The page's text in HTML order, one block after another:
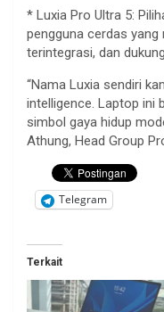
* Luxia Pro Ultra 5:
pengguna cerdas yang
terintegrasi, dan
“Nama Luxia sendiri
intelligence. Laptop ini
simbol gaya hidup
Athung, Head Group
Telegram
Terkait